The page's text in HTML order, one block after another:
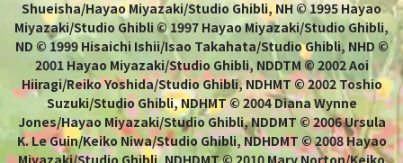
Shueisha/Hayao Miyazaki/Studio Ghibli, NH © 1995 Hayao
Miyazaki/Studio Ghibli © 1997 Hayao Miyazaki/Studio Ghibli,
ND © 1999 Hisaichi Ishii/Isao Takahata/Studio Ghibli, NHD ©
2001 Hayao Miyazaki/Studio Ghibli, NDDTM © 2002 Aoi
Hiiragi/Reiko Yoshida/Studio Ghibli, NDHMT © 2002 Toshio
Suzuki/Studio Ghibli, NDHMT © 2004 Diana Wynne
Jones/Hayao Miyazaki/Studio Ghibli, NDDMT © 2006 Ursula
K. Le Guin/Keiko Niwa/Studio Ghibli, NDHDMT © 2008 Hayao
Miyazaki/Studio Ghibli, NDHDMT © 2010 Mary Norton/Keiko